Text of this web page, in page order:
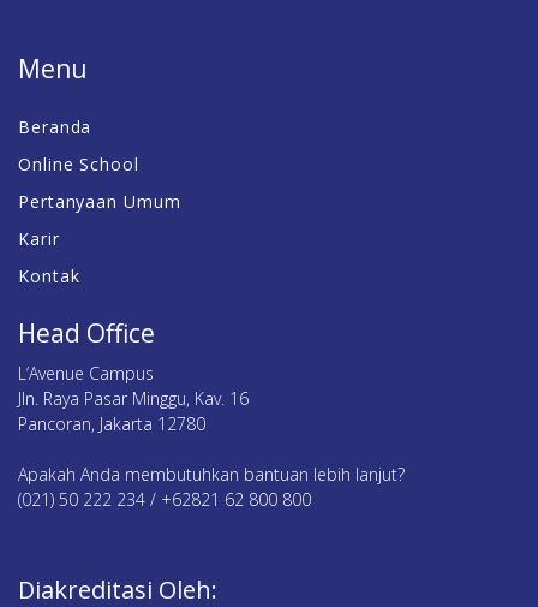
Menu
Beranda
Online School
Pertanyaan Umum
Karir
Kontak
Head Office
L’Avenue Campus
Jln. Raya Pasar Minggu, Kav. 16
Pancoran, Jakarta 12780
Apakah Anda membutuhkan bantuan lebih lanjut?
(021) 50 222 234 / +62821 62 800 800
Diakreditasi Oleh: